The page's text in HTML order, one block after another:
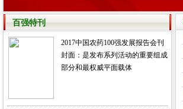
百强特刊
2017中国农药100强发展报告会刊
封面：是发布系列活动的重要组成
部分和最权威平面载体